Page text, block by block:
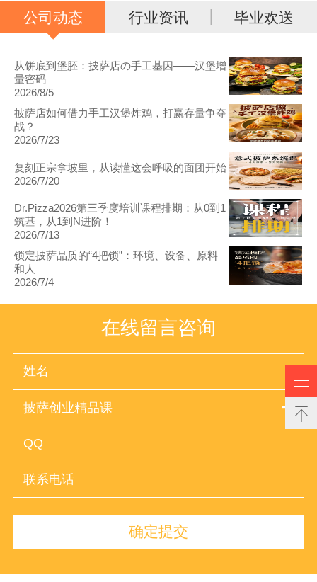


公司动态 行业资讯 毕业欢送
从饼底到堡胚：披萨店の手工基因——汉堡增
量密码
2026/8/5
披萨店如何借力手工汉堡炸鸡，打赢存量争夺
战？
2026/7/23
复刻正宗拿坡里，从读懂这会呼吸的面团开始
2026/7/20
Dr.Pizza2026第三季度培训课程排期：从0到1
筑基，从1到N进阶！
2026/7/13
锁定披萨品质的“4把锁”：环境、设备、原料
和人
2026/7/4
在线留言咨询